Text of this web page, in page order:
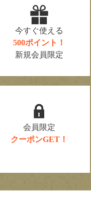
今すぐ使える
500ポイント！
新規会員限定
会員限定
クーポンGET！